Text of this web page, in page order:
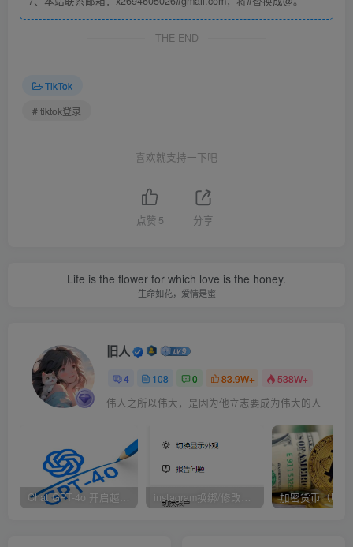
要按照以下几点进行操作，否则会出现输入账户密码点击登
录，登录不进去弹回登录页面的情况！
请按照以下进行操作，方可正常登录及使用TIKTOK
1、取出电话卡，手机系统语言改为英语和地区改为美国 |
或者语言改为繁体，地区改为英国。
3、不要问为什么，跟着做，tiktok规则就是这么严格，不这
1、打开TIKTOK APP、选择账号密码登录
THE END
TikTok
# tiktok登录
喜欢就支持一下吧
点赞 5 分享
Life is the flower for which love is the honey.
生命如花，爱情是蜜
旧人
4 108 0 83.9W+ 538W+
伟人之所以伟大，是因为他立志要成为伟大的人
Chat GPT-4o 开启越狱模式！ instagram换绑/修改辅助邮箱和手机号码教程